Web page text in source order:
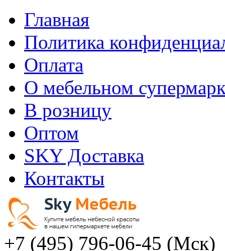
Главная
Политика
Оплата
О мебельном
В розницу
Оптом
SKY Доставка
Контакты
+7 (495) 796-06-45 (Мск)